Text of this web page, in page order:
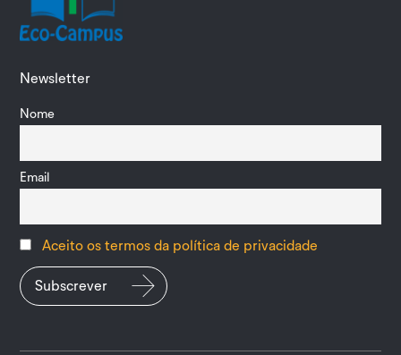
Newsletter
Nome
Email
Aceito os termos da política de privacidade